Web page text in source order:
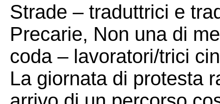
Strade – traduttrici e
Precarie, Non una di
coda – lavoratori/trici
La giornata di protesta